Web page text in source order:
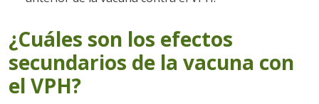
¿Cuáles son los efectos
secundarios de la vacuna con
el VPH?